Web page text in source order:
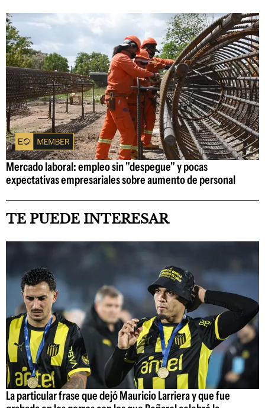
Mercado laboral: empleo sin "despegue" y pocas
expectativas empresariales sobre aumento de personal
TE PUEDE INTERESAR
La particular frase que dejó Mauricio Larriera y que fue